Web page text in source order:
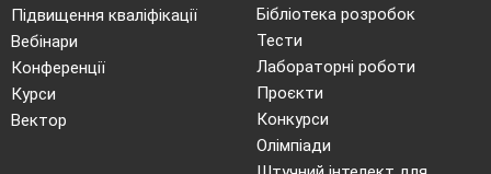
Підвищення кваліфікації
Вебінари
Конференції
Курси
Вектор
Бібліотека розробок
Тести
Лабораторні роботи
Проєкти
Конкурси
Олімпіади